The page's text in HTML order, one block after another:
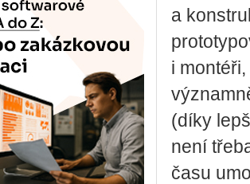
a
i
(díky
není
času